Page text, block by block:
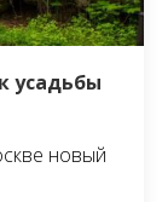
усадьбы
новый